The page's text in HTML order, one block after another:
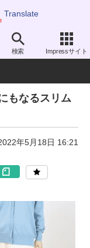
Translate
検索 Impressサイト
型
もなるスリム
年5月18日 16:21